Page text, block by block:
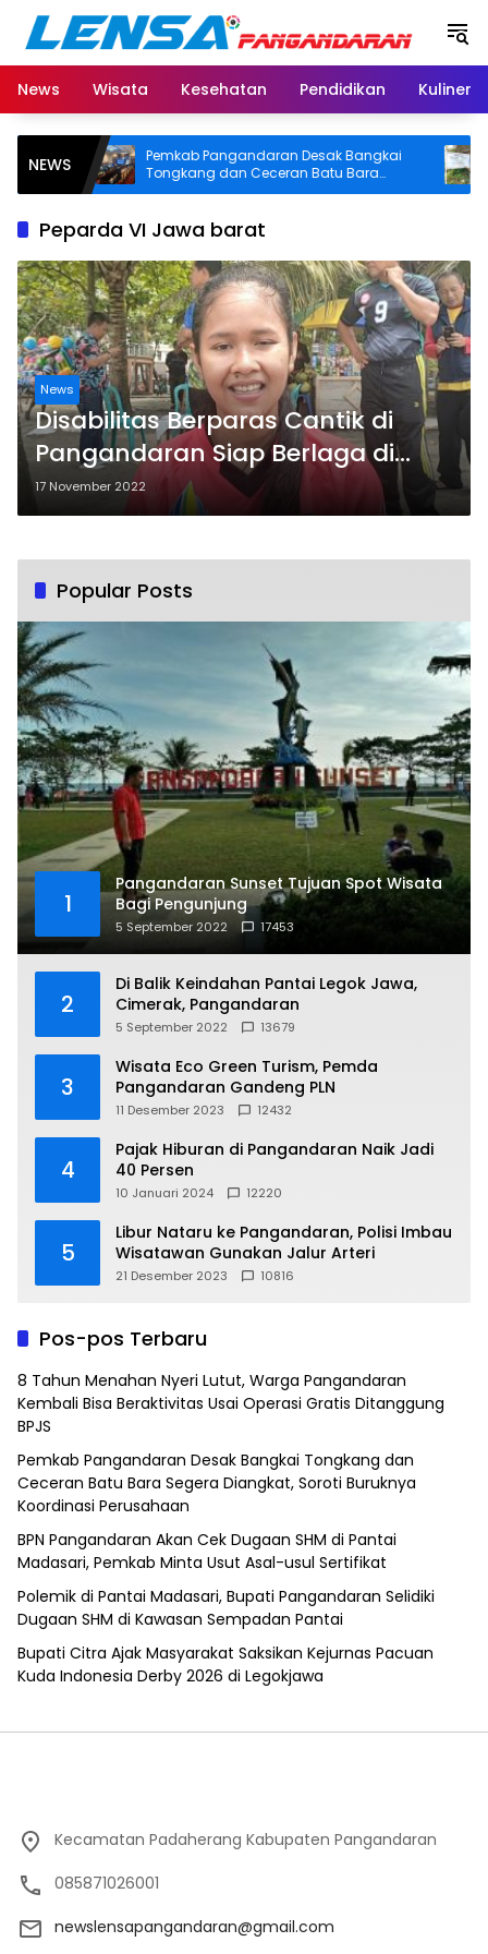
Langsung
konten
News
Wisata Kesehatan Pendidikan Kuliner
NEWS
Pemkab Pangandaran Desak Bangkai
Tongkang dan Ceceran Batu Bara
Segera Diangkat, Soroti Buruknya
BPN
SHM
Usut
Peparda VI Jawa barat
News
Disabilitas Berparas Cantik di
Pangandaran Siap Berlaga di
Peparda VI Jawa Barat 2022
17 November 2022
Popular Posts
1
Pangandaran Sunset Tujuan Spot Wisata
Bagi Pengunjung
5 September 2022 17453
2
Di Balik Keindahan Pantai Legok Jawa,
Cimerak, Pangandaran
5 September 2022 13679
3
Wisata Eco Green Turism, Pemda
Pangandaran Gandeng PLN
11 Desember 2023 12432
4
Pajak Hiburan di Pangandaran Naik Jadi
40 Persen
10 Januari 2024 12220
5
Libur Nataru ke Pangandaran, Polisi Imbau
Wisatawan Gunakan Jalur Arteri
21 Desember 2023 10816
Pos-pos Terbaru
8 Tahun Menahan Nyeri Lutut, Warga Pangandaran
Kembali Bisa Beraktivitas Usai Operasi Gratis Ditanggung
BPJS
Pemkab Pangandaran Desak Bangkai Tongkang dan
Ceceran Batu Bara Segera Diangkat, Soroti Buruknya
Koordinasi Perusahaan
BPN Pangandaran Akan Cek Dugaan SHM di Pantai
Madasari, Pemkab Minta Usut Asal-usul Sertifikat
Polemik di Pantai Madasari, Bupati Pangandaran Selidiki
Dugaan SHM di Kawasan Sempadan Pantai
Bupati Citra Ajak Masyarakat Saksikan Kejurnas Pacuan
Kuda Indonesia Derby 2026 di Legokjawa
Kecamatan Padaherang Kabupaten Pangandaran
085871026001
newslensapangandaran@gmail.com